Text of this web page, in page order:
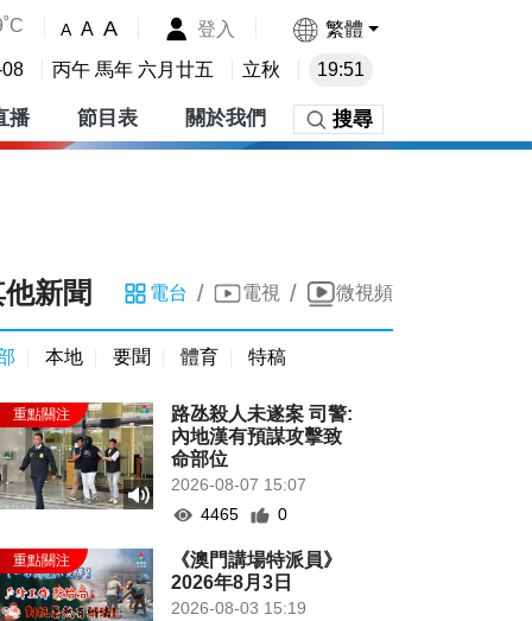
A A A 登入 繁體
丙午 馬年 六月廿五 立秋 19:51
播 節目表 關於我們 搜尋
新聞 電台 / 電視 / 微視頻
本地 要聞 體育 特稿
路氹殺人未遂案 司警:
內地漢有預謀攻擊致
命部位
2026-08-07 15:07
4465
0
《澳門講場特派員》
2026年8月3日
2026-08-03 15:19